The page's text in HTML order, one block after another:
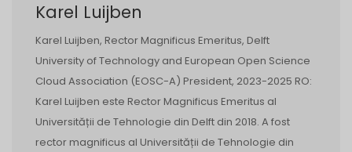
Karel Luijben
Karel Luijben, Rector Magnificus Emeritus, Delft
University of Technology and European Open Science
Cloud Association (EOSC-A) President, 2023-2025 RO:
Karel Luijben este Rector Magnificus Emeritus al
Universității de Tehnologie din Delft din 2018. A fost
rector magnificus al Universității de Tehnologie din